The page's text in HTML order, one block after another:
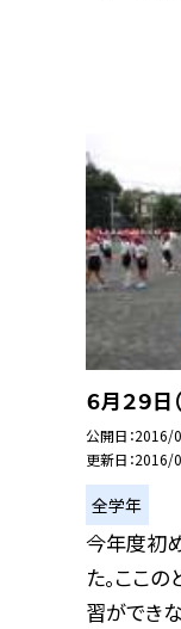
６月２９日
公開日 2016/
更新日 2016/
全学年
今年度初
た。ここ
習ができ